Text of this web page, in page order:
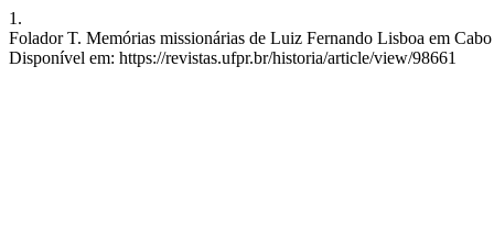
1.
Folador T. Memórias missionárias de Luiz Fernando Lisboa em
Disponível em: https://revistas.ufpr.br/historia/article/view/98661